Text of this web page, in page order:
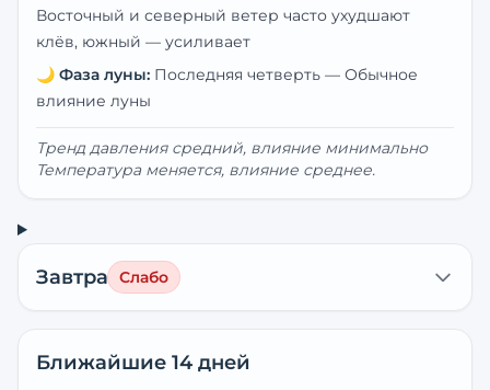
Восточный и северный ветер часто ухудшают
клёв, южный — усиливает
🌙 Фаза луны: Последняя четверть — Обычное
влияние луны
Тренд давления средний, влияние минимально
Температура меняется, влияние среднее.
Завтра Слабо
Ближайшие 14 дней